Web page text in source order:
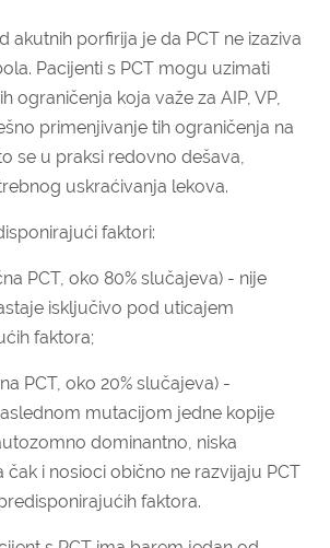
akutnih porfirija je da PCT ne izaziva
Pacijenti s PCT mogu uzimati
ograničenja koja važe za AIP, VP,
primenjivanje tih ograničenja na
se u praksi redovno dešava,
uskraćivanja lekova.
faktori:
PCT, oko 80% slučajeva) - nije
isključivo pod uticajem
faktora;
PCT, oko 20% slučajeva) -
mutacijom jedne kopije
dominantno, niska
čak i nosioci obično ne razvijaju PCT
faktora.